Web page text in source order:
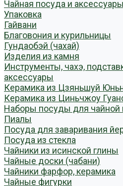
Чайная посуда и аксессуары
Упаковка
Гайвани
Благовония и курильницы
Гундаобэй (чахай)
Изделия из камня
Инструменты, чахэ,
аксессуары
Керамика из Цзяньшуй
Керамика из Циньчжоу
Наборы посуды для чайной
Пиалы
Посуда для заваривания
Посуда из стекла
Чайники из исинской глины
Чайные доски (чабани)
Чайники фарфор, керамика
Чайные фигурки